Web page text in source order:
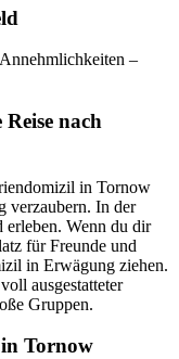
–
nach
in Tornow
verzaubern. In der
erleben. Wenn du dir
für Freunde und
in Erwägung ziehen.
ausgestatteter
Gruppen.
Tornow